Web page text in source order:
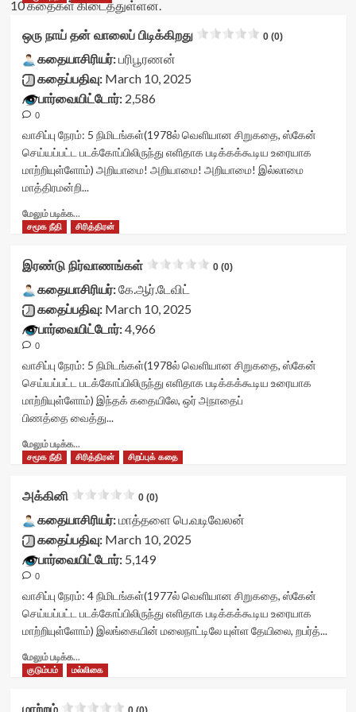
10 கதைகள் கிடைத்துள்ளன.
ஒரு நாய் தன் வாலைப் பிடிக்கிறது 0 (0)
கதையாசிரியர்:பரிபூரணன்
கதைப்பதிவு:March 10, 2025
பார்வையிட்டோர்:2,586
0
வாசிப்பு நேரம்: 5 நிமிடங்கள்(1978ல் வெளியான சிறுகதை, ஸ்கேன்
செய்யப்பட்ட படக்கோப்பிலிருந்து எளிதாக படிக்கக்கூடிய உரையாக
மாற்றியுள்ளோம்) அறியாமை! அறியாமை! அறியாமை! இல்லாமை
மாத்திரமன்றி...
மேலும் படிக்க...
more
ஒரு
நாய்
தன்
வாலைப்
பிடிக்கிறது<div
class="yasr-
stars-
title-
container">
<div
class='yasr-
title
yasr-
stars'
id='yasr-
visitor-
votes-
readonly-
049c0a1674737'
data-
rating='0'
data-
starsize='16'
data-
postid='48423'
சமூக நீதி சிரித்திரன்
இரண்டு நிர்வாணங்கள் 0 (0)
கதையாசிரியர்:கே.ஆர்.டேவிட்
கதைப்பதிவு:March 10, 2025
பார்வையிட்டோர்:4,966
0
வாசிப்பு நேரம்: 5 நிமிடங்கள்(1978ல் வெளியான சிறுகதை, ஸ்கேன்
செய்யப்பட்ட படக்கோப்பிலிருந்து எளிதாக படிக்கக்கூடிய உரையாக
மாற்றியுள்ளோம்) இந்தக் கதையிலே, ஒர் அநாதைப்
பிணத்தை வைத்து...
மேலும் படிக்க...
more
இரண்டு
நிர்வாணங்கள்<div
class="yasr-
vv-
stars-
title-
<div
class='yasr-
stars-
title
rater-
சமூக நீதி சிரித்திரன் சிறப்புக் கதை
அக்கினி 0 (0)
கதையாசிரியர்:மாத்தளை பெ.வடிவேலன்
கதைப்பதிவு:March 10, 2025
பார்வையிட்டோர்:5,149
0
வாசிப்பு நேரம்: 4 நிமிடங்கள்(1977ல் வெளியான சிறுகதை, ஸ்கேன்
செய்யப்பட்ட படக்கோப்பிலிருந்து எளிதாக படிக்கக்கூடிய உரையாக
மாற்றியுள்ளோம்) இலங்கையின் மலைநாட்டிலே யுள்ள தேயிலை, றபர்த்...
மேலும் படிக்க...
more
அக்கினி<div
குடும்பம் மல்லிகை
மாற்றம்